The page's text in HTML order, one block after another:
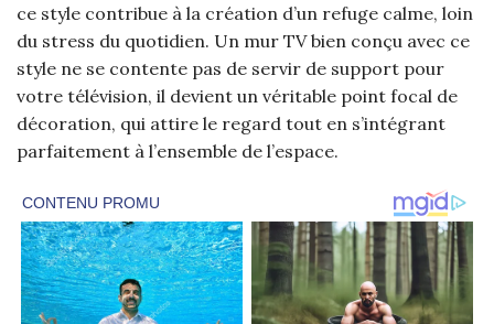
ce style contribue à la création d’un refuge calme, loin
du stress du quotidien. Un mur TV bien conçu avec ce
style ne se contente pas de servir de support pour
votre télévision, il devient un véritable point focal de
décoration, qui attire le regard tout en s’intégrant
parfaitement à l’ensemble de l’espace.